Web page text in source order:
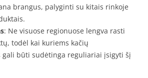
brangus, palyginti su kitais rinkoje
: Ne visuose regionuose lengva rasti
todėl kai kuriems kačių
gali būti sudėtinga reguliariai įsigyti šį